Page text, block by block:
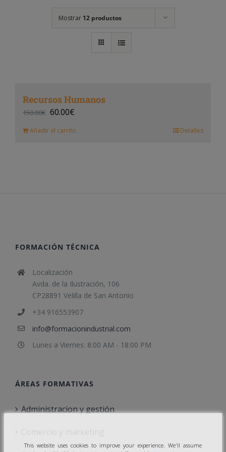
Mostrar 12 productos
Recursos Humanos
150.00€ 60.00€
Añadir al carrito Detalles
FORMACIÓN TÉCNICA
Localización
Avda. de la Ilustración, 106
CP28891 Velilla de San Antonio
+34 916553907
info@formacionindustrial.com
Lunes a Viernes: 8:00 AM - 18:00 PM
ÁREAS FORMATIVAS
Administracion y gestión
This website uses cookies to improve your experience. We'll assume